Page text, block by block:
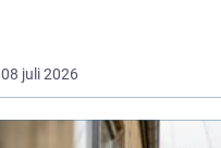
08 juli 2026